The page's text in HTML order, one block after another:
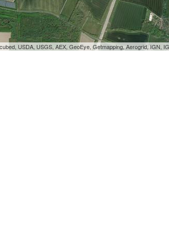
USDA, USGS, AEX, GeoEye, Getmapping, Aerogrid, IGN,